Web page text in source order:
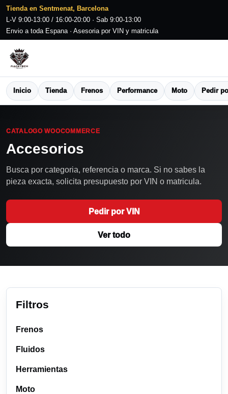
Tienda en Sentmenat, Barcelona
L-V 9:00-13:00 / 16:00-20:00 · Sab 9:00-13:00
Envio a toda Espana · Asesoria por VIN y matricula
Inicio Tienda Frenos Performance Moto Pedir
CATALOGO WOOCOMMERCE
Accesorios
Busca por categoria, referencia o marca. Si no sabes la
pieza exacta, solicita presupuesto por VIN o matricula.
Pedir por VIN
Ver todo
Filtros
Frenos
Fluidos
Herramientas
Moto